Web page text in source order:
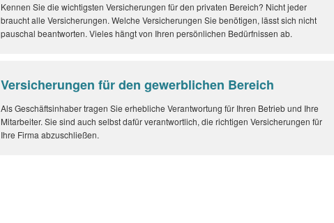
Kennen Sie die wichtigsten Versicherungen für den privaten Bereich? Nicht jeder
braucht alle Versicherungen. Welche Versicherungen Sie benötigen, lässt sich nicht
pauschal beantworten. Vieles hängt von Ihren persönlichen Bedürfnissen ab.
Versicherungen für den gewerblichen Bereich
Als Geschäftsinhaber tragen Sie erhebliche Verantwortung für Ihren Betrieb und Ihre
Mitarbeiter. Sie sind auch selbst dafür verantwortlich, die richtigen Versicherungen für
Ihre Firma abzuschließen.